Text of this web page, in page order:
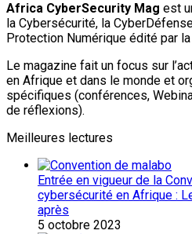
Africa CyberSecurity Mag est
la Cybersécurité, la
Protection Numérique édité par
Le magazine fait un focus sur
en Afrique et dans le monde et
spécifiques (conférences,
de réflexions).
Meilleures lectures
Entrée en vigueur de la
cybersécurité en Afrique :
après
5 octobre 2023